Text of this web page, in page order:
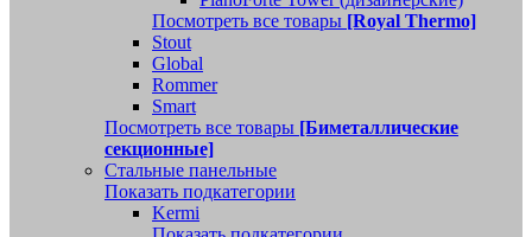
Посмотреть все товары [Royal Thermo]
Stout
Global
Rommer
Smart
Посмотреть все товары [Биметаллические
секционные]
Стальные панельные
Показать подкатегории
Kermi